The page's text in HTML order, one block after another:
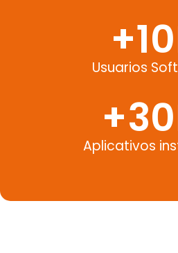
Usuarios
+10
Aplicativos
+30